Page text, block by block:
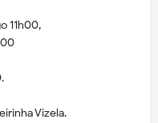
11h00,
Vizela.